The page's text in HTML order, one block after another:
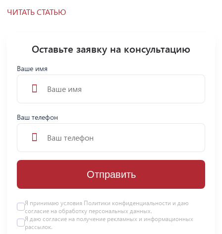
ЧИТАТЬ СТАТЬЮ
Оставьте заявку на консультацию
Ваше имя
Ваш телефон
Отправить
Я принимаю условия Политики конфиденциальности и даю
согласие на обработку персональных данных.
Я даю согласие на получение рекламных и информационных
рассылок.